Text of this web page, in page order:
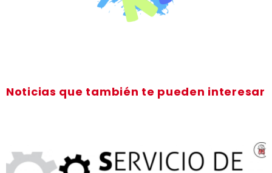
Noticias que también te pueden interesar